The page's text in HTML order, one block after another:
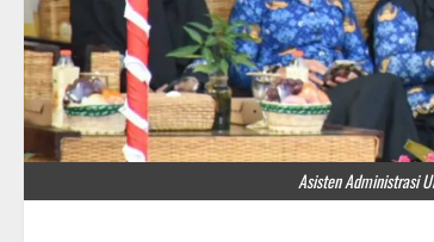
Asisten Administrasi